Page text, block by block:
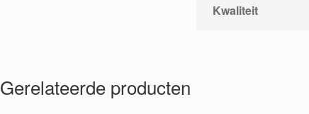
Kwaliteit
Gerelateerde producten